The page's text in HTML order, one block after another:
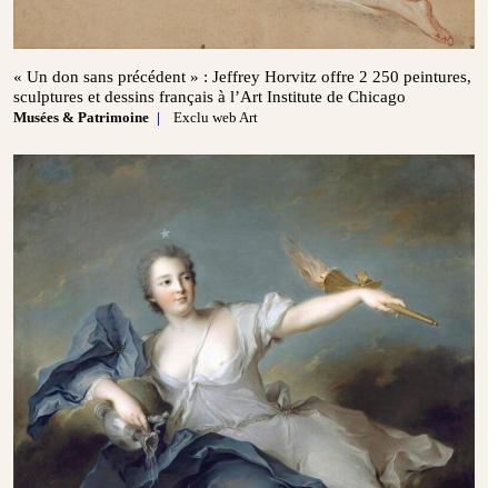
« Un don sans précédent » : Jeffrey Horvitz offre 2 250 peintures,
sculptures et dessins français à l’Art Institute de Chicago
Musées & Patrimoine Exclu web Art